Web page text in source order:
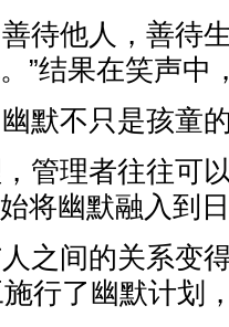
待他人，善待
”结果在笑声
默不只是孩童
管理者往往可
将幽默融入到
之间的关系变
行了幽默计划